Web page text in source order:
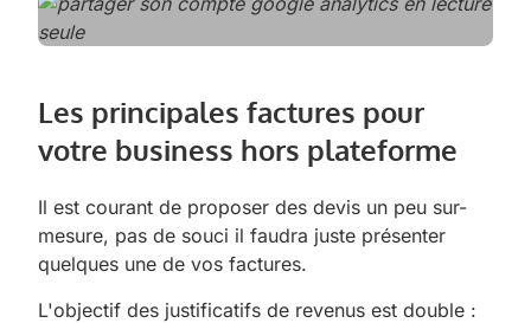
Les principales factures pour
votre business hors plateforme
Il est courant de proposer des devis un peu sur-
mesure, pas de souci il faudra juste présenter
quelques une de vos factures.
L'objectif des justificatifs de revenus est double :